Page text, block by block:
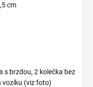
cm
s brzdou, 2 kolečka bez
vozíku (viz foto)